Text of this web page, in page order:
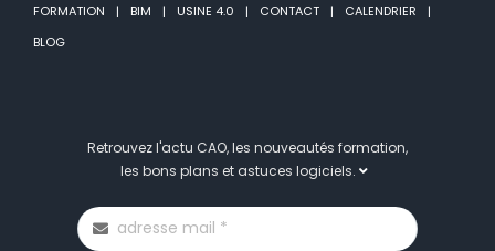
FORMATION BIM USINE 4.0 CONTACT
CALENDRIER
BLOG
Retrouvez l'actu CAO, les nouveautés formation,
les bons plans et astuces logiciels.